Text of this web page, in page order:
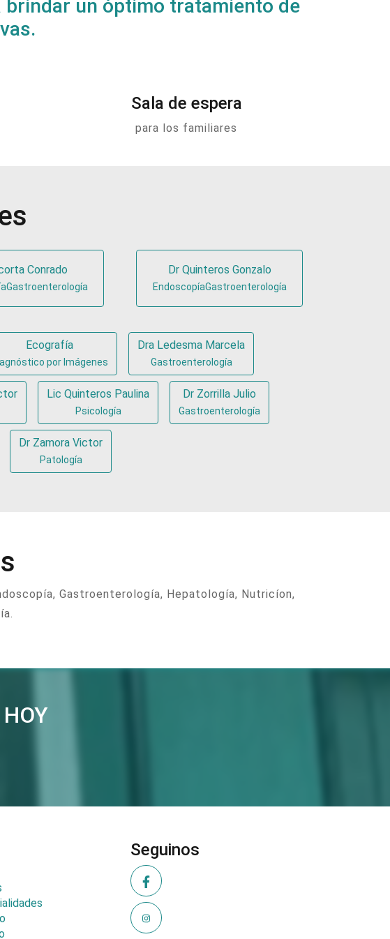
un óptimo tratamiento de
Sala de espera
para los familiares
Conrado Dr Quinteros Gonzalo
EndoscopíaGastroenterología
Ecografía
por Imágenes
Dra Ledesma Marcela
Gastroenterología
Lic Quinteros Paulina
Psicología
Dr Zorrilla Julio
Gastroenterología
Dr Zamora Victor
Patología
Gastroenterología, Hepatología, Nutricíon,
Seguinos